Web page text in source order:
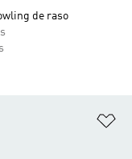
de raso